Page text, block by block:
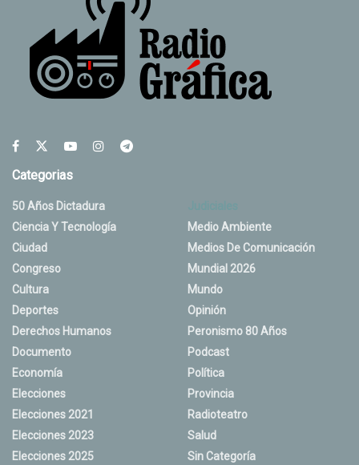
Categorias
50 Años Dictadura
Ciencia Y Tecnología
Ciudad
Congreso
Cultura
Deportes
Derechos Humanos
Documento
Economía
Elecciones
Elecciones 2021
Elecciones 2023
Elecciones 2025
Medio Ambiente
Medios De Comunicación
Mundial 2026
Mundo
Opinión
Peronismo 80 Años
Podcast
Política
Provincia
Radioteatro
Salud
Sin Categoría